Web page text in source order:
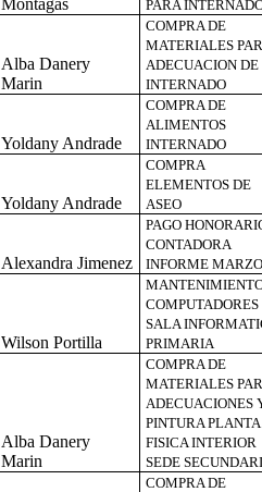
Montagas
PARA
Alba Danery
Marin
COMPRA DE
MATERIALES
ADECUACION DE
INTERNADO
Yoldany Andrade
COMPRA DE
ALIMENTOS
INTERNADO
Yoldany Andrade
COMPRA
ELEMENTOS DE
ASEO
Alexandra Jimenez
PAGO
CONTADORA
INFORME MARZO
Wilson Portilla
COMPUTADORES
SALA
PRIMARIA
Alba Danery
Marin
COMPRA DE
MATERIALES
ADECUACIONES
PINTURA PLANTA
FISICA INTERIOR
SEDE
COMPRA DE